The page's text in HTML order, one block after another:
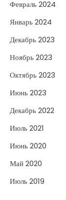
Февраль 2024
Январь 2024
Декабрь 2023
Ноябрь 2023
Октябрь 2023
Июнь 2023
Декабрь 2022
Июль 2021
Июнь 2020
Май 2020
Июль 2019